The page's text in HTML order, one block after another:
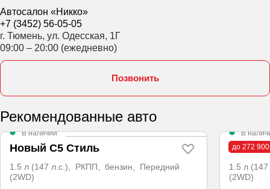
Автосалон «Никко»
+7 (3452) 56-05-05
г. Тюмень, ул. Одесская, 1Г
09:00 – 20:00 (ежедневно)
Позвонить
Рекомендованные авто
В наличии
Новый C5 Стиль
1.5 л (147 л.с.), РКПП, бензин, Передний
(2WD)
до 272
В
Новый
1.5 л
(2WD)